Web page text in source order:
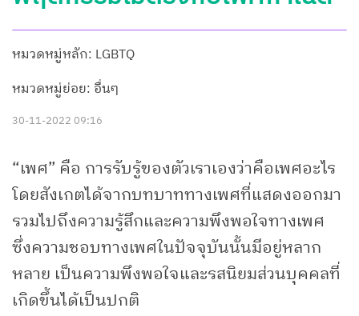
หมวดหมู่หลัก: LGBTQ
หมวดหมู่ย่อย: อื่นๆ
30-11-2022 09:16
“เพศ” คือ การรับรู้ของตัวเราเองว่าคือเพศอะไร
โดยสังเกตได้จากบทบาททางเพศที่แสดงออกมา
รวมไปถึงความรู้สึกและความพึงพอใจทางเพศ
ซึ่งความชอบทางเพศในปัจจุบันนั้นมีอยู่หลาก
หลาย เป็นความพึงพอใจและรสนิยมส่วนบุคคลที่
เกิดขึ้นได้เป็นปกติ